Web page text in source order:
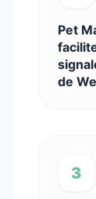
Pet
de
3